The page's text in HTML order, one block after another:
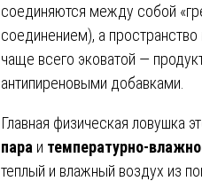
соединяются между собой
соединением), а
чаще всего эковатой —
антипиреновыми добавками.
Главная физическая ловушка
пара и температурно-
теплый и влажный воздух из